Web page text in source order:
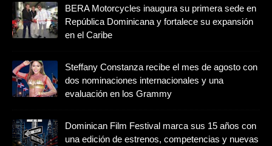
BERA Motorcycles inaugura su primera sede en
República Dominicana y fortalece su expansión
en el Caribe
Steffany Constanza recibe el mes de agosto con
dos nominaciones internacionales y una
evaluación en los Grammy
Dominican Film Festival marca sus 15 años con
una edición de estrenos, competencias y nuevas